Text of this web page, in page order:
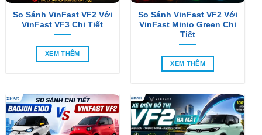
So Sánh VinFast VF2 Với
VinFast VF3 Chi Tiết
XEM THÊM
So Sánh VinFast VF2 Với
VinFast Minio Green Chi
Tiết
XEM THÊM